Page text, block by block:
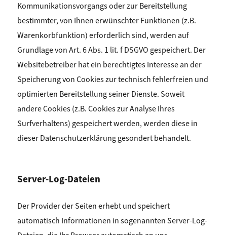
Kommunikationsvorgangs oder zur Bereitstellung
bestimmter, von Ihnen erwünschter Funktionen (z.B.
Warenkorbfunktion) erforderlich sind, werden auf
Grundlage von Art. 6 Abs. 1 lit. f DSGVO gespeichert. Der
Websitebetreiber hat ein berechtigtes Interesse an der
Speicherung von Cookies zur technisch fehlerfreien und
optimierten Bereitstellung seiner Dienste. Soweit
andere Cookies (z.B. Cookies zur Analyse Ihres
Surfverhaltens) gespeichert werden, werden diese in
dieser Datenschutzerklärung gesondert behandelt.
Server-Log-Dateien
Der Provider der Seiten erhebt und speichert
automatisch Informationen in sogenannten Server-Log-